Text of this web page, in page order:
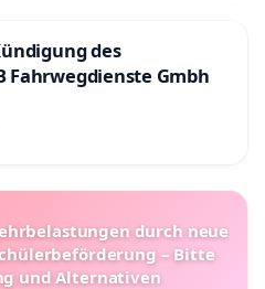
des
Fahrwegdienste Gmbh
durch neue
– Bitte
und Alternativen